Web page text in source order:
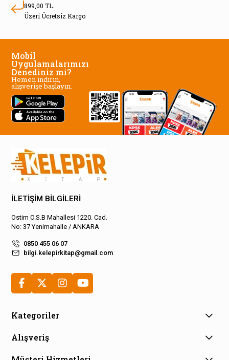
899,00 TL.
Üzeri Ücretsiz Kargo
Mobil
Uygulamalarımızı
Denediniz mi?
Hemen indirin,
alışverişe başlayın.
İLETİŞİM BİLGİLERİ
Ostim O.S.B Mahallesi 1220. Cad.
No: 37 Yenimahalle / ANKARA
0850 455 06 07
bilgi.kelepirkitap@gmail.com
Kategoriler
Alışveriş